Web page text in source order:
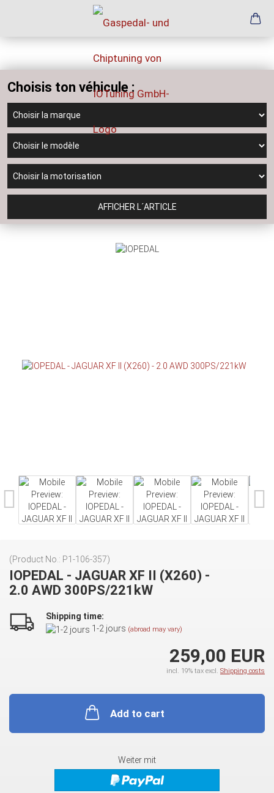
Choisis ton véhicule :
AFFICHER L´ARTICLE
(Product No.: P1-106-357)
IOPEDAL - JAGUAR XF II (X260) -
2.0 AWD 300PS/221kW
Shipping time:
1-2 jours (abroad may vary)
259,00 EUR
incl. 19% tax excl. Shipping costs
Add to cart
Weiter mit